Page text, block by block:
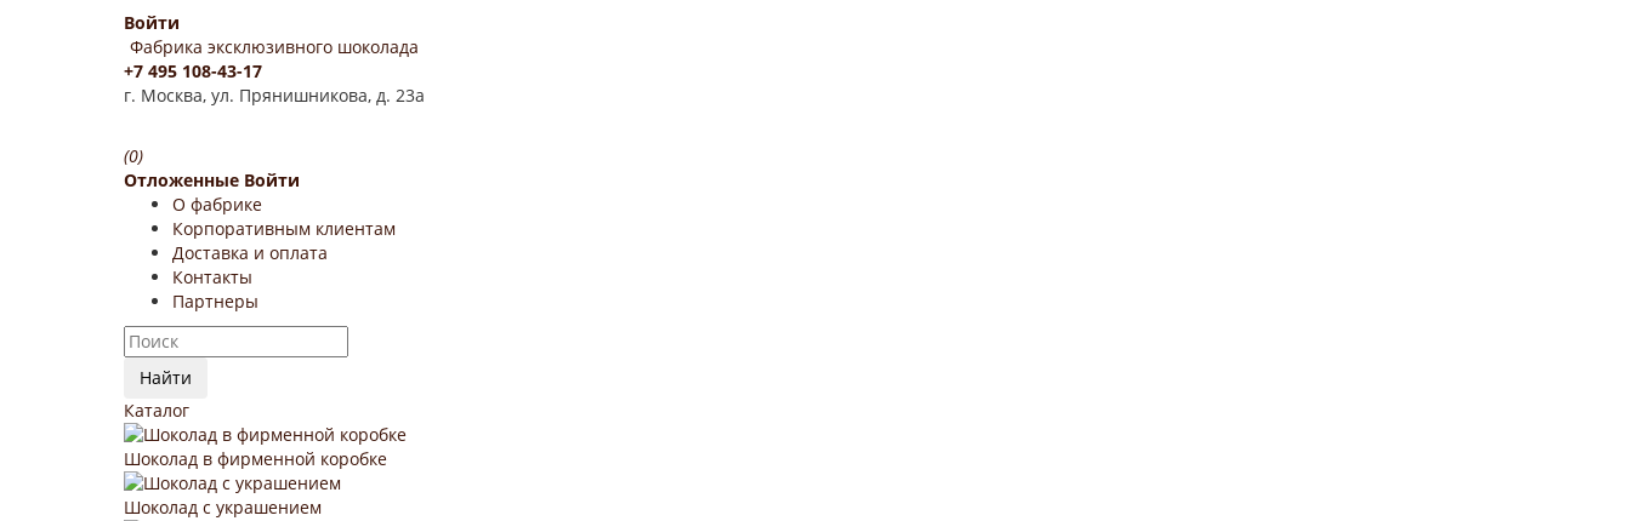
Войти
Фабрика эксклюзивного шоколада
+7 495 108-43-17
г. Москва, ул. Прянишникова, д. 23а
(0)
Отложенные Войти
О фабрике
Корпоративным клиентам
Доставка и оплата
Контакты
Партнеры
Найти
Каталог
Шоколад в фирменной коробке
Шоколад с украшением